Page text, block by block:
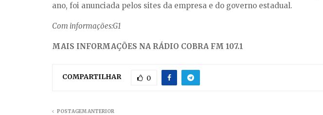
ano, foi anunciada pelos sites da empresa e do governo estadual.
Com informações:G1
MAIS INFORMAÇÕES NA RÁDIO COBRA FM 107.1
COMPARTILHAR 0
POSTAGEM ANTERIOR